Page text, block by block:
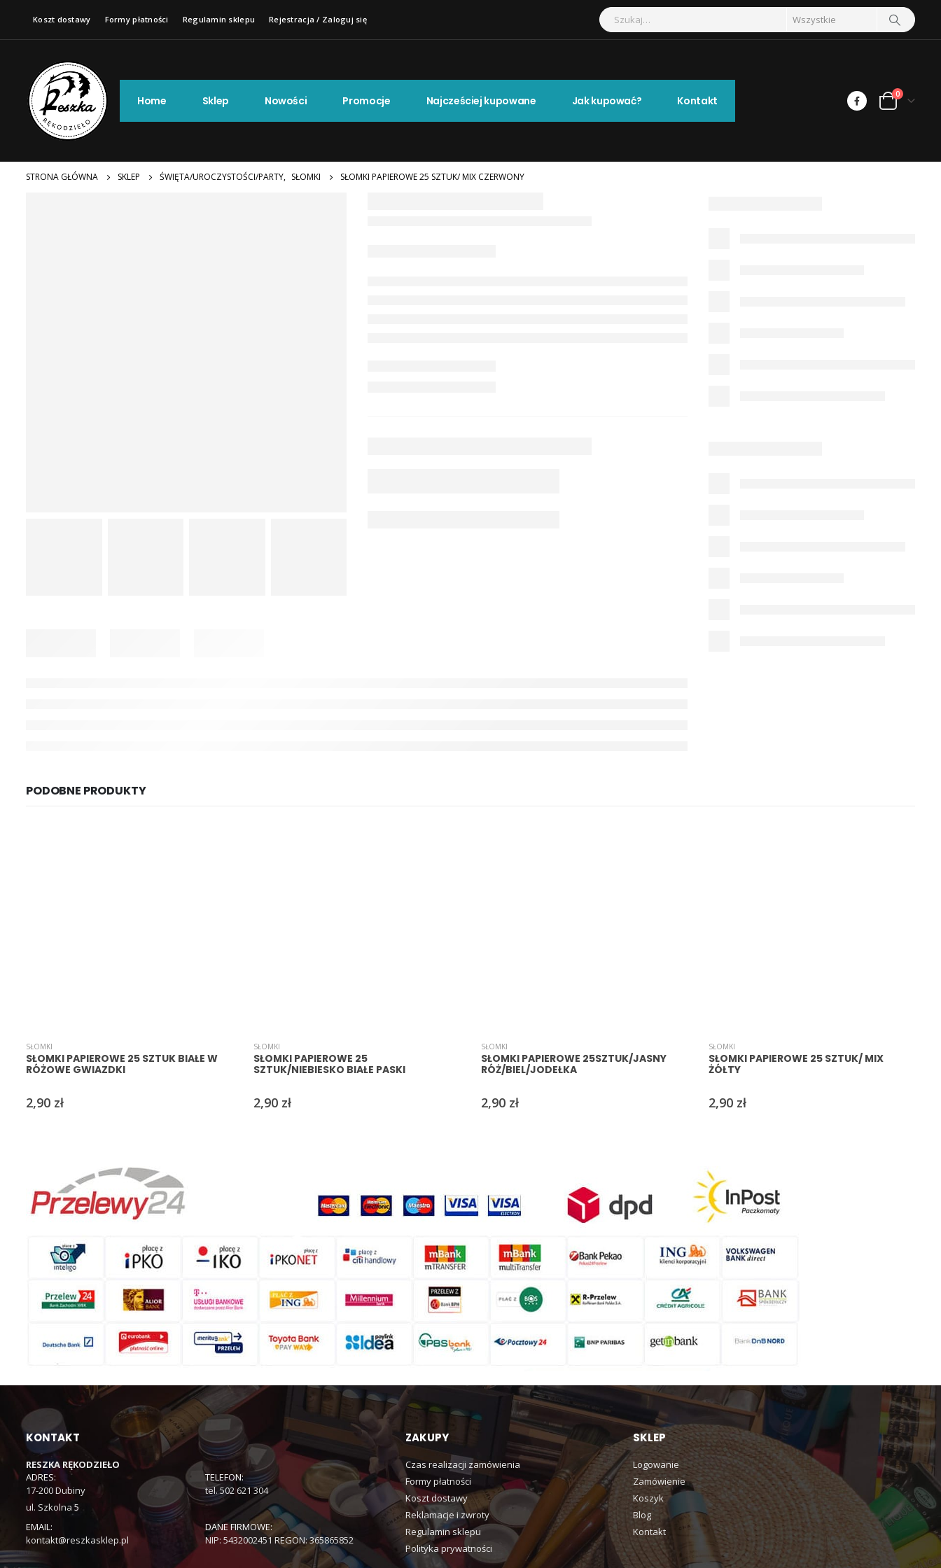
Koszt dostawy Formy płatności Regulamin sklepu Rejestracja / Zaloguj się
Home Sklep Nowości Promocje Najcześciej kupowane Jak kupować? Kontakt 0
STRONA GŁÓWNA SKLEP ŚWIĘTA/UROCZYSTOŚCI/PARTY, SŁOMKI SŁOMKI PAPIEROWE 25 SZTUK/ MIX CZERWONY
PODOBNE PRODUKTY
SŁOMKI
SŁOMKI PAPIEROWE 25 SZTUK BIAŁE W
RÓŻOWE GWIAZDKI
2,90 zł
SŁOMKI
SŁOMKI PAPIEROWE 25
SZTUK/NIEBIESKO BIAŁE PASKI
2,90 zł
SŁOMKI
SŁOMKI PAPIEROWE 25SZTUK/JASNY
RÓŻ/BIEL/JODEŁKA
2,90 zł
SŁOMKI
SŁOMKI PAPIEROWE 25 SZTUK/ MIX
ŻÓŁTY
2,90 zł
KONTAKT
RESZKA RĘKODZIEŁO
ADRES:
17-200 Dubiny
ul. Szkolna 5
TELEFON:
tel. 502 621 304
EMAIL:
kontakt@reszkasklep.pl
DANE FIRMOWE:
NIP: 5432002451 REGON: 365865852
ZAKUPY
Czas realizacji zamówienia
Formy płatności
Koszt dostawy
Reklamacje i zwroty
Regulamin sklepu
Polityka prywatności
SKLEP
Logowanie
Zamówienie
Koszyk
Blog
Kontakt